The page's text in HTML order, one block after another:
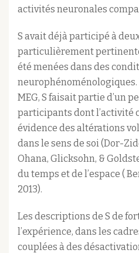
activités neuronales
S avait déjà participé à
particulièrement
été menées dans des
neurophénoménologiques.
MEG, S faisait partie d’un
participants dont l’activité
évidence des altérations
dans le sens de soi (Dor-
Ohana, Glicksohn, &
du temps et de l’espace (
2013).
Les descriptions de S de
l’expérience, dans les
couplées à des